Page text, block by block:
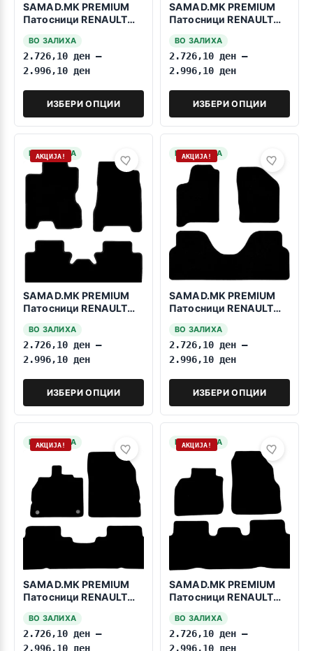
SAMAD.MK PREMIUM
Патосници RENAULT
Sedista
ВО ЗАЛИХА
2.726,10 ден –
2.996,10 ден
ИЗБЕРИ ОПЦИИ
SAMAD.MK PREMIUM
Патосници RENAULT
ВО ЗАЛИХА
2.726,10 ден –
2.996,10 ден
ИЗБЕРИ ОПЦИИ
НА ЗАЛИХА
АКЦИЈА!
SAMAD.MK PREMIUM
Патосници RENAULT
ВО ЗАЛИХА
2.726,10 ден –
2.996,10 ден
ИЗБЕРИ ОПЦИИ
НА ЗАЛИХА
АКЦИЈА!
SAMAD.MK PREMIUM
Патосници RENAULT
ВО ЗАЛИХА
2.726,10 ден –
2.996,10 ден
ИЗБЕРИ ОПЦИИ
НА ЗАЛИХА
АКЦИЈА!
SAMAD.MK PREMIUM
Патосници RENAULT
ВО ЗАЛИХА
2.726,10 ден –
2.996,10 ден
НА ЗАЛИХА
АКЦИЈА!
SAMAD.MK PREMIUM
Патосници RENAULT
ВО ЗАЛИХА
2.726,10 ден –
2.996,10 ден